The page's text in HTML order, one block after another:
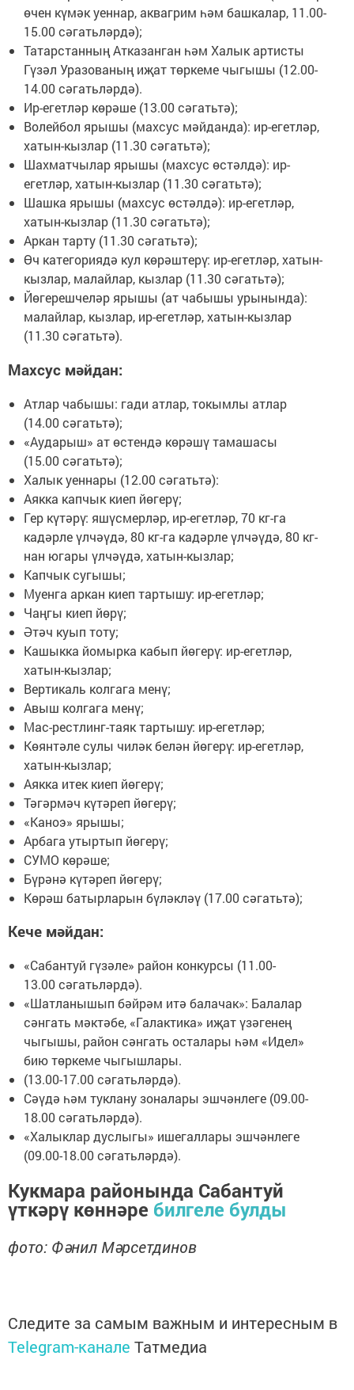
өчен күмәк уеннар, аквагрим һәм башкалар, 11.00-
15.00 сәгатьләрдә);
Татарстанның Атказанган һәм Халык артисты
Гүзәл Уразованың иҗат төркеме чыгышы (12.00-
14.00 сәгатьләрдә).
Ир-егетләр көрәше (13.00 сәгатьтә);
Волейбол ярышы (махсус мәйданда): ир-егетләр,
хатын-кызлар (11.30 сәгатьтә);
Шахматчылар ярышы (махсус өстәлдә): ир-
егетләр, хатын-кызлар (11.30 сәгатьтә);
Шашка ярышы (махсус өстәлдә): ир-егетләр,
хатын-кызлар (11.30 сәгатьтә);
Аркан тарту (11.30 сәгатьтә);
Өч категориядә кул көрәштерү: ир-егетләр, хатын-
кызлар, малайлар, кызлар (11.30 сәгатьтә);
Йөгерешчеләр ярышы (ат чабышы урынында):
малайлар, кызлар, ир-егетләр, хатын-кызлар
(11.30 сәгатьтә).
Махсус мәйдан:
Атлар чабышы: гади атлар, токымлы атлар
(14.00 сәгатьтә);
«Аударыш» ат өстендә көрәшү тамашасы
(15.00 сәгатьтә);
Халык уеннары (12.00 сәгатьтә):
Аякка капчык киеп йөгерү;
Гер күтәрү: яшүсмерләр, ир-егетләр, 70 кг-га
кадәрле үлчәүдә, 80 кг-га кадәрле үлчәүдә, 80 кг-
нан югары үлчәүдә, хатын-кызлар;
Капчык сугышы;
Муенга аркан киеп тартышу: ир-егетләр;
Чаңгы киеп йөрү;
Әтәч куып тоту;
Кашыкка йомырка кабып йөгерү: ир-егетләр,
хатын-кызлар;
Вертикаль колгага менү;
Авыш колгага менү;
Мас-рестлинг-таяк тартышу: ир-егетләр;
Көянтәле сулы чиләк белән йөгерү: ир-егетләр,
хатын-кызлар;
Аякка итек киеп йөгерү;
Тәгәрмәч күтәреп йөгерү;
«Каноэ» ярышы;
Арбага утыртып йөгерү;
СУМО көрәше;
Бүрәнә күтәреп йөгерү;
Көрәш батырларын бүләкләү (17.00 сәгатьтә);
Кече мәйдан:
«Сабантуй гүзәле» район конкурсы (11.00-
13.00 сәгатьләрдә).
«Шатланышып бәйрәм итә балачак»: Балалар
сәнгать мәктәбе, «Галактика» иҗат үзәгенең
чыгышы, район сәнгать осталары һәм «Идел»
бию төркеме чыгышлары.
(13.00-17.00 сәгатьләрдә).
Сәүдә һәм туклану зоналары эшчәнлеге (09.00-
18.00 сәгатьләрдә).
«Халыклар дуслыгы» ишегаллары эшчәнлеге
(09.00-18.00 сәгатьләрдә).
Кукмара районында Сабантуй
үткәрү көннәре билгеле булды
фото: Фәнил Мәрсетдинов
Следите за самым важным и интересным в
Telegram-канале Татмедиа